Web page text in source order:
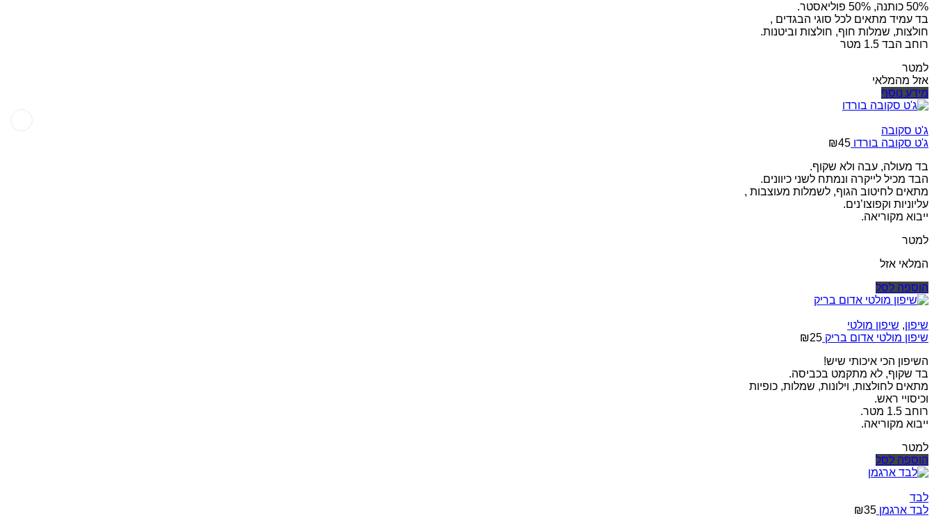
50% כותנה, 50% פוליאסטר.
בד עמיד מתאים לכל סוגי הבגדים ,
חולצות, שמלות חוף, חולצות וביטנות.
רוחב הבד 1.5 מטר
למטר
אזל מהמלאי
מידע נוסף
ג'ט סקובה
ג'ט סקובה בורדו
₪45
בד מעולה, עבה ולא שקוף.
הבד מכיל לייקרה ונמתח לשני כיוונים.
מתאים לחיטוב הגוף, לשמלות מעוצבות ,
עליוניות וקפוצו’נים.
ייבוא מקוריאה.
למטר
המלאי אזל
הוספה לסל
שיפון, שיפון מולטי
שיפון מולטי אדום בריק
₪25
השיפון הכי איכותי שיש!
בד שקוף, לא מתקמט בכביסה.
מתאים לחולצות, וילונות, שמלות, כופיות
וכיסויי ראש.
רוחב 1.5 מטר.
ייבוא מקוריאה.
למטר
הוספה לסל
לבד
לבד ארגמן
₪35